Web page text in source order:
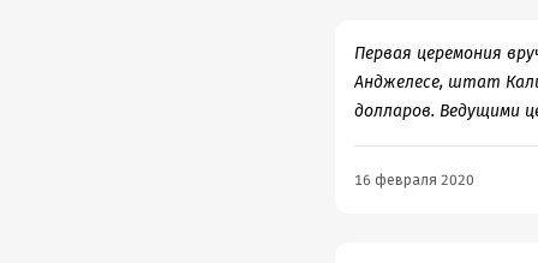
(Элайджа Вуд) и
Горы.Чтобы
шта?!).Голлум
Веллингтоне.
Первая церемония
Анджелесе, штат
долларов. Ведущими
16 февраля 2020